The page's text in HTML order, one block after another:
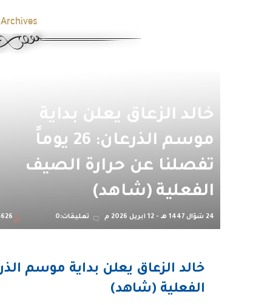
خالد الزعاق يعلن بداية
موسم الذرعان: 26 يوماً
تفصلنا عن حرارة الصيف
الفعلية (شاهد)
24 شوّال 1447 هـ - 12 أبريل 2026 م تعليقات:0
الفعلية (شاهد)